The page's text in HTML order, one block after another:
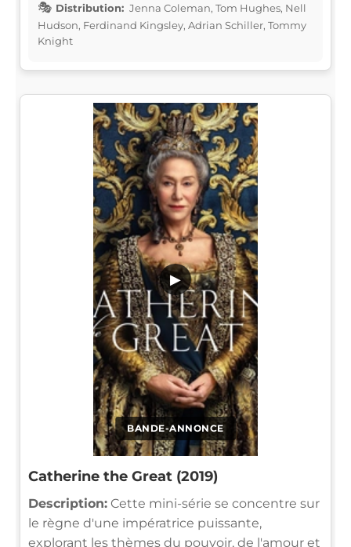
Distribution: Jenna Coleman, Tom Hughes, Nell
Hudson, Ferdinand Kingsley, Adrian Schiller, Tommy
Knight
BANDE-ANNONCE
▶
Catherine the Great (2019)
Description: Cette mini-série se concentre sur
le règne d'une impératrice puissante,
explorant les thèmes du pouvoir, de l'amour et